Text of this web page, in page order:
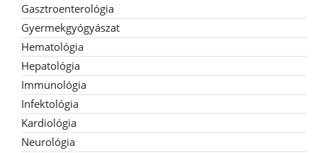
Gasztroenterológia
Gyermekgyógyászat
Hematológia
Hepatológia
Immunológia
Infektológia
Kardiológia
Neurológia